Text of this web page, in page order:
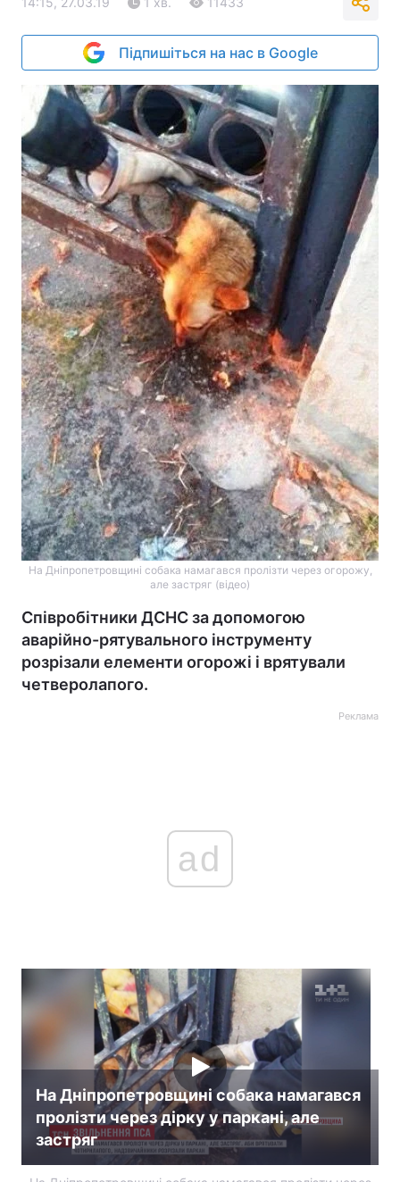
Підпишіться на нас в Google
На Дніпропетровщині собака намагався пролізти через огорожу,
але застряг (відео)
Співробітники ДСНС за допомогою
аварійно-рятувального інструменту
розрізали елементи огорожі і врятували
четверолапого.
Реклама
ad
На Дніпропетровщині собака намагався
пролізти через дірку у паркані, але
застряг